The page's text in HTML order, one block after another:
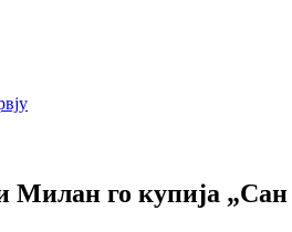
Милан го купија